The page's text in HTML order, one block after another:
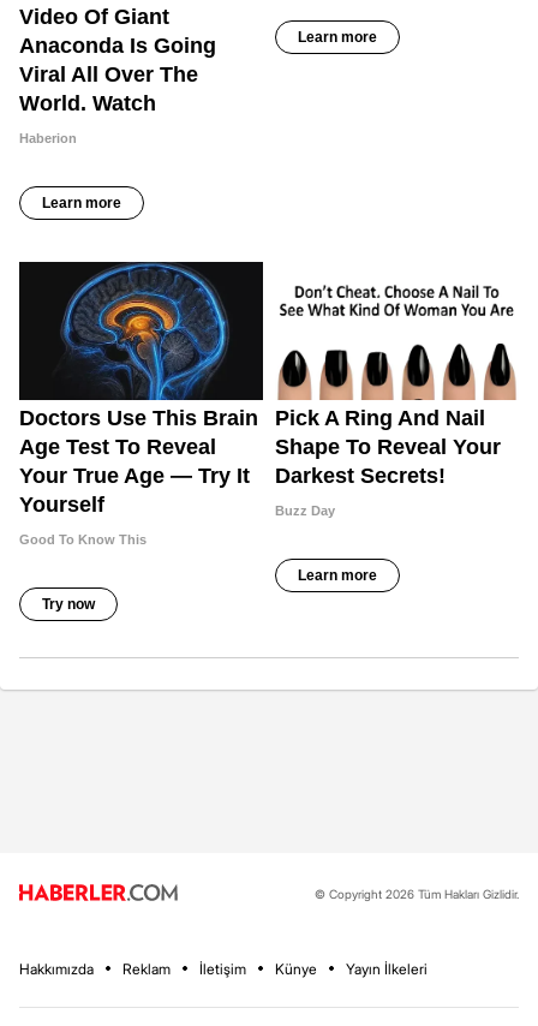
© Copyright 2026 Tüm Hakları Gizlidir.
Hakkımızda Reklam İletişim Künye Yayın İlkeleri